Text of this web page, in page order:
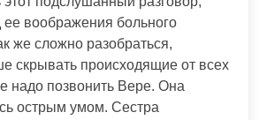
ее воображения больного
же сложно разобраться,
скрывать происходящие от всех
надо позвонить Вере. Она
острым умом. Сестра